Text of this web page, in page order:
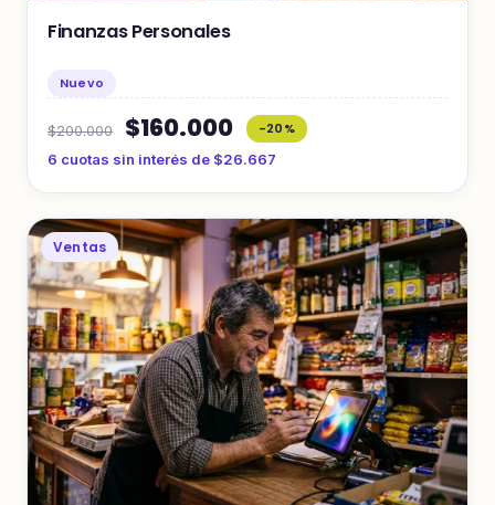
Finanzas Personales
Nuevo
$200.000 $160.000
-20%
6 cuotas sin interés de $26.667
Ventas